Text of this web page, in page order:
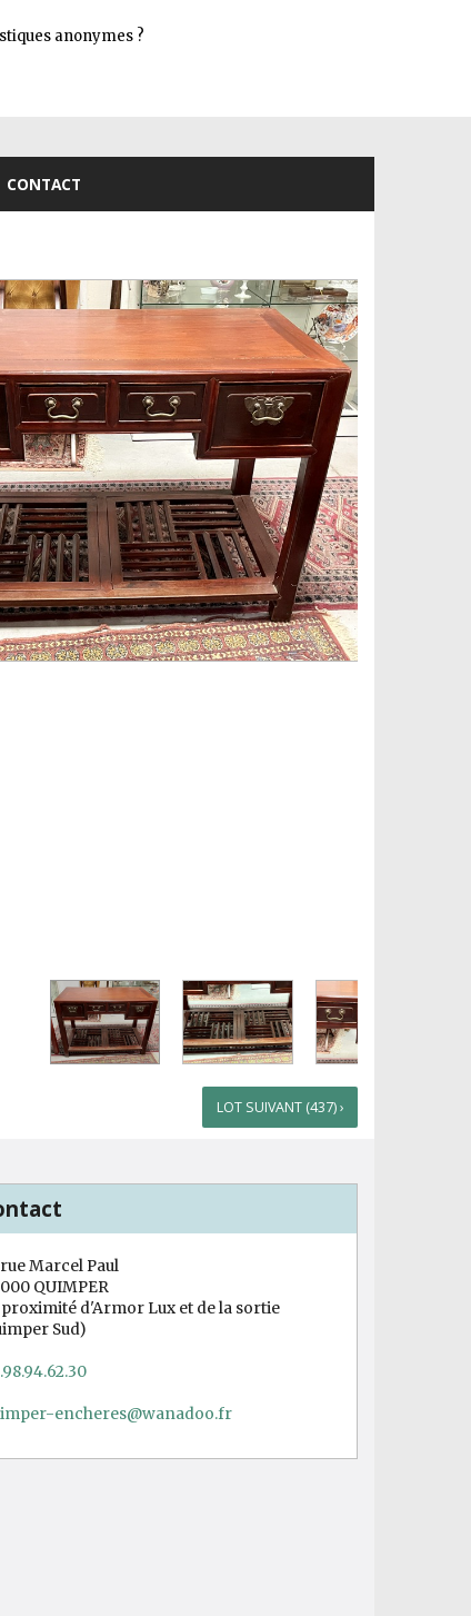
CONTACT
LOT SUIVANT (437) ›
rue Marcel Paul
QUIMPER
proximité d'Armor Lux et de la sortie
Sud)
encheres@wanadoo.fr
anonymes ?